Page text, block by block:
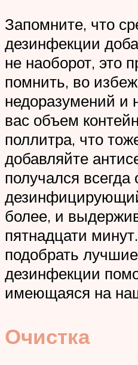
Запомните, что
дезинфекции
не наоборот, это
помнить, во
недоразумений и
вас объем
поллитра, что
добавляйте
получался
более, и
пятнадцати
подобрать
дезинфекции
имеющаяся на
Очистка